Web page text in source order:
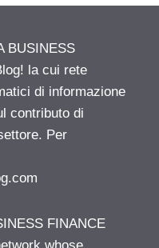
BUSINESS
la cui rete
di informazione
contributo di
Per
FINANCE
whose